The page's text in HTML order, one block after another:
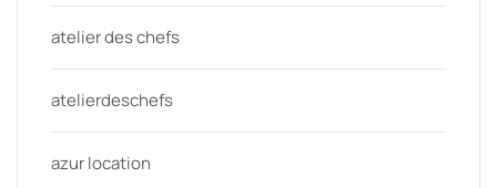
atelier des chefs
atelierdeschefs
azur location